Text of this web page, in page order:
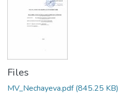
Files
MV_Nechayeva.pdf(845.25 KB)